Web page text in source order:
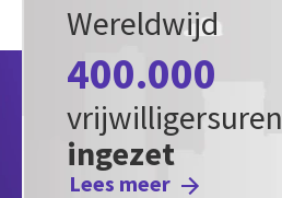
Wereldwijd
400.000
vrijwilligersuren
ingezet
Lees meer